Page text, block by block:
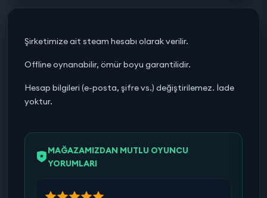
Şirketimize ait steam hesabı olarak verilir.
Offline oynanabilir, ömür boyu garantilidir.
Hesap bilgileri (e-posta, şifre vs.) değiştirilemez. İade
yoktur.
MAĞAZAMIZDAN MUTLU OYUNCU
YORUMLARI